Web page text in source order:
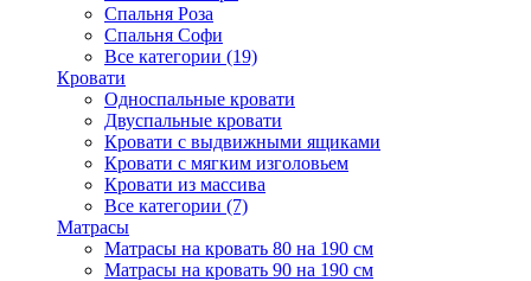
Спальня Роза
Спальня Софи
Все категории (19)
Кровати
Односпальные кровати
Двуспальные кровати
Кровати с выдвижными ящиками
Кровати с мягким изголовьем
Кровати из массива
Все категории (7)
Матрасы
Матрасы на кровать 80 на 190 см
Матрасы на кровать 90 на 190 см